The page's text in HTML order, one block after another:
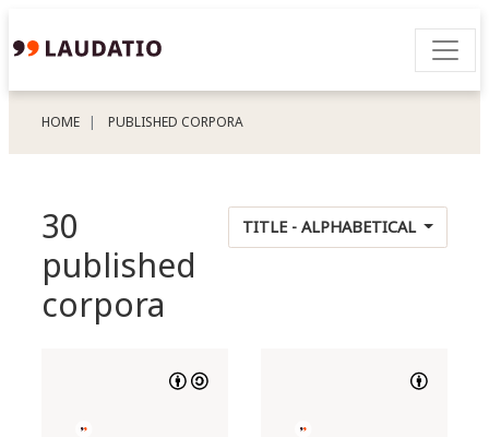
HOME PUBLISHED CORPORA
30
published
corpora
TITLE - ALPHABETICAL